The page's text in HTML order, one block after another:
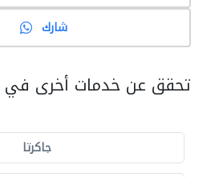
شارك
تحقق عن خدمات أخرى في
جاكرتا